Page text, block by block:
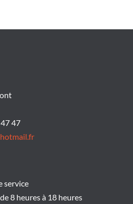
47
service
8 heures à 18 heures